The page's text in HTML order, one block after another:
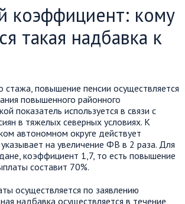
коэффициент: кому
такая надбавка к
стажа, повышение пенсии осуществляется
повышенного районного
показатель используется в связи с
в тяжелых северных условиях. К
автономном округе действует
на увеличение ФВ в 2 раза. Для
коэффициент 1,7, то есть повышение
составит 70%.
осуществляется по заявлению
надбавка осуществляется в течение